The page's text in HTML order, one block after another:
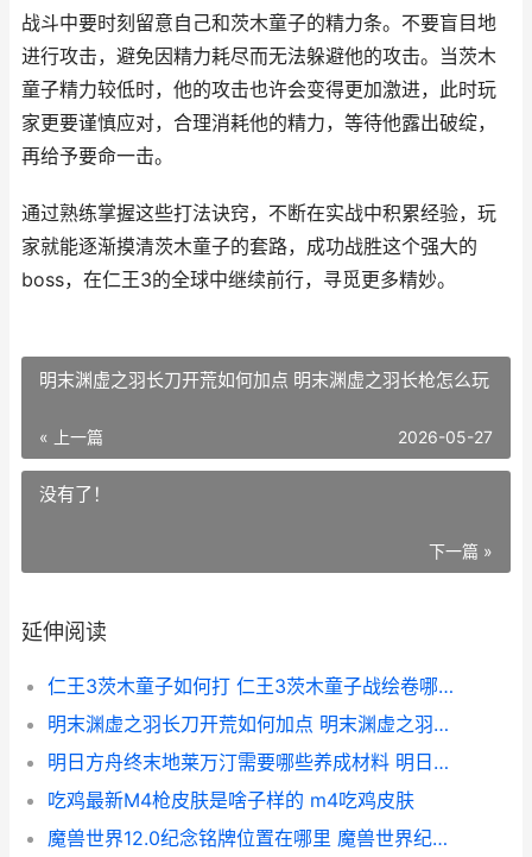
战斗中要时刻留意自己和茨木童子的精力条。不要盲目地
进行攻击，避免因精力耗尽而无法躲避他的攻击。当茨木
童子精力较低时，他的攻击也许会变得更加激进，此时玩
家更要谨慎应对，合理消耗他的精力，等待他露出破绽，
再给予要命一击。
通过熟练掌握这些打法诀窍，不断在实战中积累经验，玩
家就能逐渐摸清茨木童子的套路，成功战胜这个强大的
boss，在仁王3的全球中继续前行，寻觅更多精妙。
明末渊虚之羽长刀开荒如何加点 明末渊虚之羽长枪怎么玩
« 上一篇 2026-05-27
没有了！
下一篇 »
延伸阅读
仁王3茨木童子如何打 仁王3茨木童子战绘卷哪里刷
明末渊虚之羽长刀开荒如何加点 明末渊虚之羽长枪怎么玩
明日方舟终末地莱万汀需要哪些养成材料 明日方舟终末地云游戏
吃鸡最新M4枪皮肤是啥子样的 m4吃鸡皮肤
魔兽世界12.0纪念铭牌位置在哪里 魔兽世界纪元简史